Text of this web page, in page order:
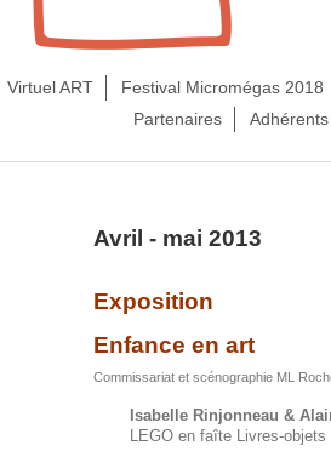
Virtuel ART Festival Micromégas 2018
Partenaires
Adhérents
Avril - mai 2013
Exposition
Enfance en art
Commissariat et scénographie ML
Isabelle Rinjonneau &
LEGO en faîte Livres-